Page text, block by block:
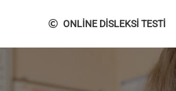
ONLİNE DİSLEKSİ TESTİ